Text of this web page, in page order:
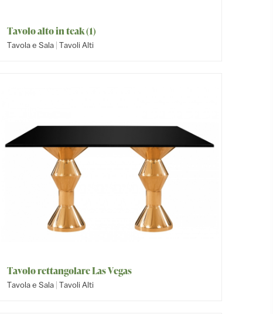
Tavolo alto in teak (1)
Tavola e Sala | Tavoli Alti
Tavolo rettangolare Las Vegas
Tavola e Sala | Tavoli Alti